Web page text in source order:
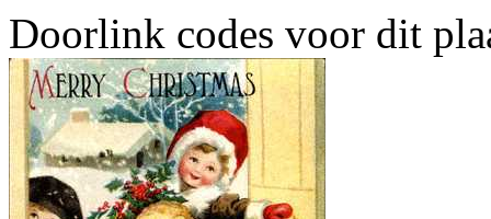
Doorlink codes voor dit